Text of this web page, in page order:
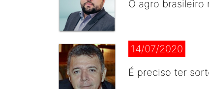
O agro brasileiro
14/07/2020
É preciso ter